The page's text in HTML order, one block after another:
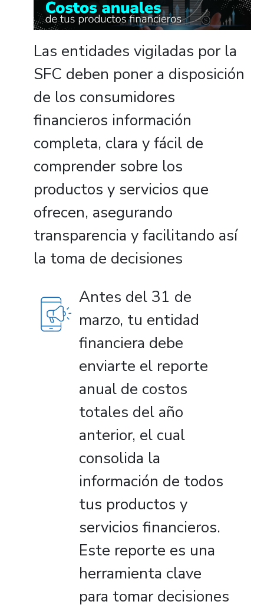
Las entidades vigiladas por la
SFC deben poner a disposición
de los consumidores
financieros información
completa, clara y fácil de
comprender sobre los
productos y servicios que
ofrecen, asegurando
transparencia y facilitando así
la toma de decisiones
Antes del 31 de
marzo, tu entidad
financiera debe
enviarte el reporte
anual de costos
totales del año
anterior, el cual
consolida la
información de todos
tus productos y
servicios financieros.
Este reporte es una
herramienta clave
para tomar decisiones